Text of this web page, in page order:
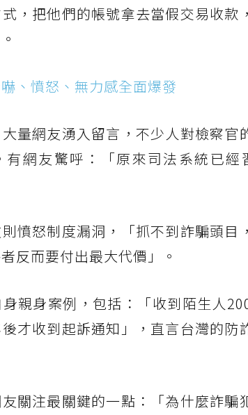
，把他們的帳號拿去當假交易收
、憤怒、無力感全面爆發
量網友湧入留言，不少人對檢察
有網友驚呼：「原來司法系統已
憤怒制度漏洞，「抓不到詐騙頭
反而要付出最大代價」。
親身案例，包括：「收到陌生人
才收到起訴通知」，直言台灣的
關注最關鍵的一點：「為什麼詐